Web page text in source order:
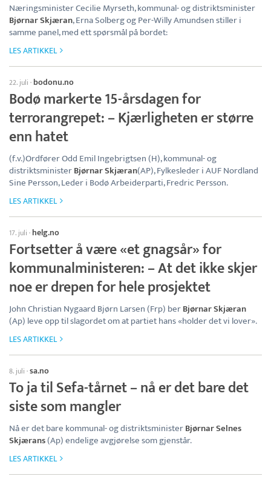
Næringsminister Cecilie Myrseth, kommunal- og distriktsminister
Bjørnar Skjæran, Erna Solberg og Per-Willy Amundsen stiller i
samme panel, med ett spørsmål på bordet:
LES ARTIKKEL
22. juli · bodonu.no
Bodø markerte 15-årsdagen for
terrorangrepet: – Kjærligheten er større
enn hatet
(f.v.)Ordfører Odd Emil Ingebrigtsen (H), kommunal- og
distriktsministerBjørnar Skjæran(AP), Fylkesleder i AUF Nordland
Sine Persson, Leder i Bodø Arbeiderparti, Fredric Persson.
LES ARTIKKEL
17. juli · helg.no
Fortsetter å være «et gnagsår» for
kommunalministeren: – At det ikke skjer
noe er drepen for hele prosjektet
John Christian Nygaard Bjørn Larsen (Frp) berBjørnar Skjæran
(Ap) leve opp til slagordet om at partiet hans «holder det vi lover».
LES ARTIKKEL
8. juli ·sa.no
To ja til Sefa-tårnet – nå er det bare det
siste som mangler
Nå er det bare kommunal- og distriktsministerBjørnar Selnes
Skjærans(Ap) endelige avgjørelse som gjenstår.
LES ARTIKKEL